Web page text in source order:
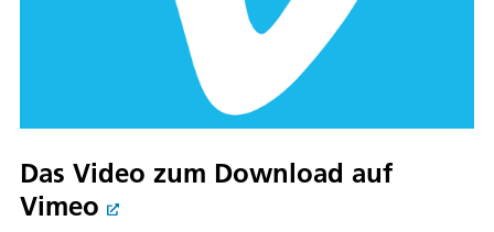
Das Video zum Download auf
Vimeo